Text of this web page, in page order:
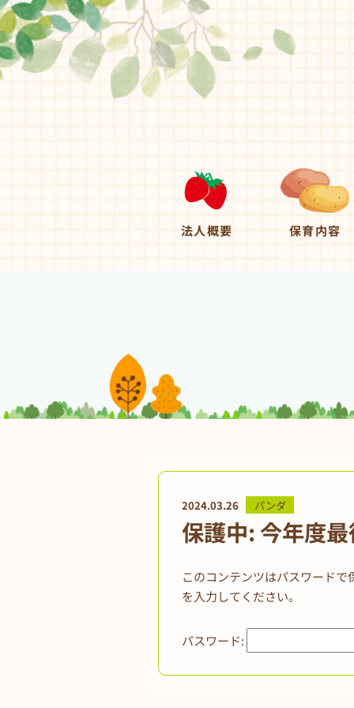
法人概要 保育内容
2024.03.26 パンダ
保護中: 今年度
このコンテンツはパスワード
を入力してください。
パスワード: